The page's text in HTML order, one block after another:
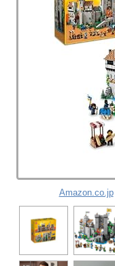
Amazon.co.jp